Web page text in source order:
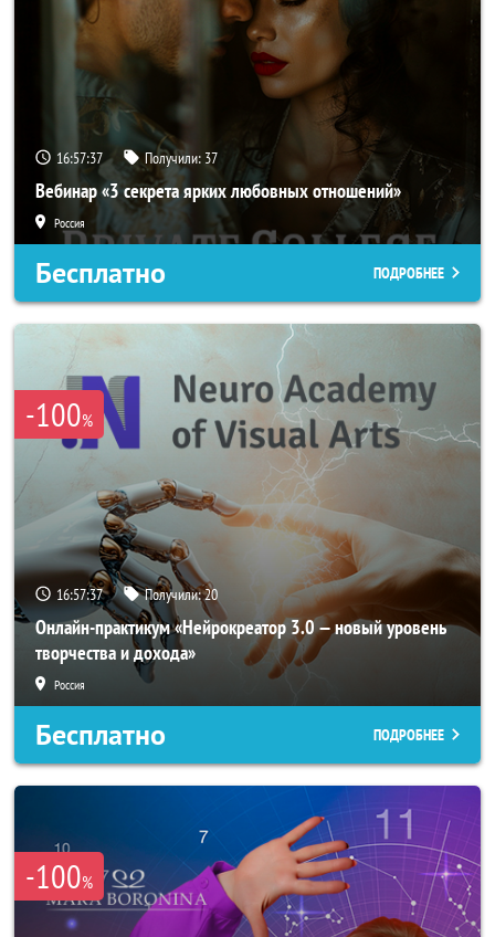
16:57:34 Получили: 37
Вебинар «3 секрета ярких любовных отношений»
Россия
Бесплатно ПОДРОБНЕЕ
-100%
16:57:34 Получили:20
Онлайн-практикум «Нейрокреатор 3.0 — новый уровень
творчества и дохода»
Россия
Бесплатно ПОДРОБНЕЕ
-100%